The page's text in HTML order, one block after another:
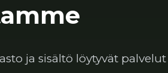
ja sisältö löytyvät